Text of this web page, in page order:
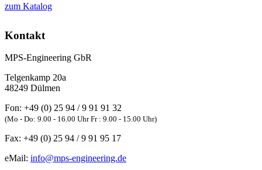
zum Katalog
Kontakt
MPS-Engineering GbR
Telgenkamp 20a
48249 Dülmen
Fon: +49 (0) 25 94 / 9 91 91 32
(Mo - Do: 9.00 - 16.00 Uhr Fr : 9.00 - 15.00 Uhr)
Fax: +49 (0) 25 94 / 9 91 95 17
eMail: info@mps-engineering.de